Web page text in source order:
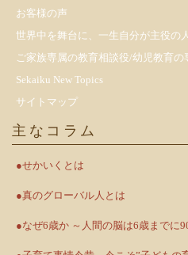
お客様の声
世界中を舞台に、一生自分が主役の
ご家族専属の教育相談役/幼児教育の
Sekaiku New Topics
サイトマップ
主なコラム
●せかいくとは
●真のグローバル人とは
●なぜ6歳か ～人間の脳は6歳までに